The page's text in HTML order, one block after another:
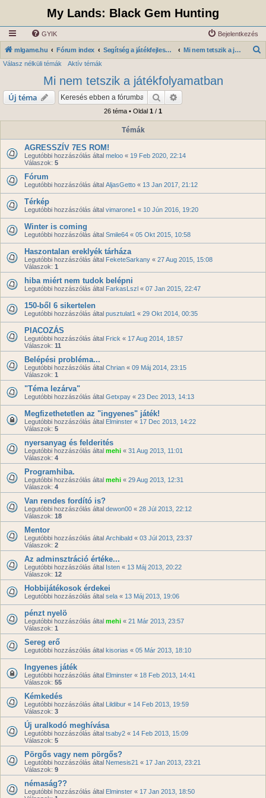
My Lands: Black Gem Hunting
GYIK Bejelentkezés
mlgame.hu Fórum index Segítség a játékfejlesztőknek Mi nem tetszik a játékfolyamatban
é
Válasz nélküli témák Aktív témák
Mi nem tetszik a játékfolyamatban
Új téma Keresés
26 téma • Oldal 1 / 1
Témák
AGRESSZÍV 7ES ROM!
Legutóbbi hozzászólás által meloo « 19 Feb 2020, 22:14
Válaszok: 5
Fórum
Legutóbbi hozzászólás által AljasGetto « 13 Jan 2017, 21:12
Térkép
Legutóbbi hozzászólás által vimarone1 « 10 Jún 2016, 19:20
Winter is coming
Legutóbbi hozzászólás által Smile64 « 05 Okt 2015, 10:58
Haszontalan ereklyék tárháza
Legutóbbi hozzászólás által FeketeSarkany « 27 Aug 2015, 15:08
Válaszok: 1
hiba miért nem tudok belépni
Legutóbbi hozzászólás által FarkasLszl « 07 Jan 2015, 22:47
150-ből 6 sikertelen
Legutóbbi hozzászólás által pusztulat1 « 29 Okt 2014, 00:35
PIACOZÁS
Legutóbbi hozzászólás által Frick « 17 Aug 2014, 18:57
Válaszok: 11
Belépési probléma...
Legutóbbi hozzászólás által Chrian « 09 Máj 2014, 23:15
Válaszok: 1
"Téma lezárva"
Legutóbbi hozzászólás által Getxpay « 23 Dec 2013, 14:13
Megfizethetetlen az "ingyenes" játék!
Legutóbbi hozzászólás által Elminster « 17 Dec 2013, 14:22
Válaszok: 5
nyersanyag és felderités
Legutóbbi hozzászólás által mehi « 31 Aug 2013, 11:01
Válaszok: 4
Programhiba.
Legutóbbi hozzászólás által mehi « 29 Aug 2013, 12:31
Válaszok: 4
Van rendes fordító is?
Legutóbbi hozzászólás által dewon00 « 28 Júl 2013, 22:12
Válaszok: 18
Mentor
Legutóbbi hozzászólás által Archibald « 03 Júl 2013, 23:37
Válaszok: 2
Az adminsztráció értéke...
Legutóbbi hozzászólás által Isten « 13 Máj 2013, 20:22
Válaszok: 12
Hobbijátékosok érdekei
Legutóbbi hozzászólás által sela « 13 Máj 2013, 19:06
pénzt nyelö
Legutóbbi hozzászólás által mehi « 21 Már 2013, 23:57
Válaszok: 1
Sereg erő
Legutóbbi hozzászólás által kisorias « 05 Már 2013, 18:10
Ingyenes játék
Legutóbbi hozzászólás által Elminster « 18 Feb 2013, 14:41
Válaszok: 55
Kémkedés
Legutóbbi hozzászólás által Lildibur « 14 Feb 2013, 19:59
Válaszok: 3
Új uralkodó meghívása
Legutóbbi hozzászólás által tsaby2 « 14 Feb 2013, 15:09
Válaszok: 5
Pörgős vagy nem pörgős?
Legutóbbi hozzászólás által Nemesis21 « 17 Jan 2013, 23:21
Válaszok: 9
némaság??
Legutóbbi hozzászólás által Elminster « 17 Jan 2013, 18:50